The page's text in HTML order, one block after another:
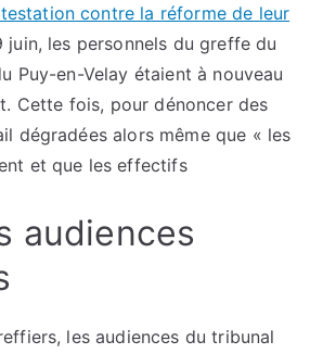
contre la réforme de leur
juin, les personnels du greffe du
Puy-en-Velay étaient à nouveau
Cette fois, pour dénoncer des
dégradées alors même que « les
et que les effectifs
audiences
les audiences du tribunal